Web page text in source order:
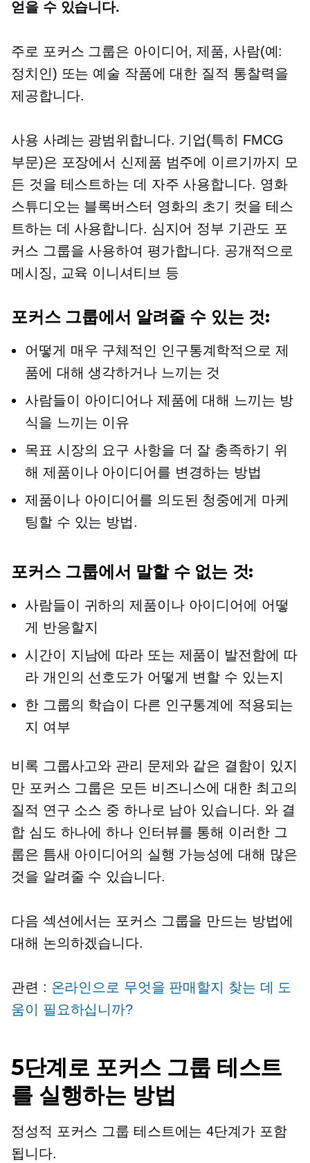
얻을 수 있습니다.
주로 포커스 그룹은 아이디어, 제품, 사람(예:
정치인) 또는 예술 작품에 대한 질적 통찰력을
제공합니다.
사용 사례는 광범위합니다. 기업(특히 FMCG
부문)은 포장에서 신제품 범주에 이르기까지 모
든 것을 테스트하는 데 자주 사용합니다. 영화
스튜디오는 블록버스터 영화의 초기 컷을 테스
트하는 데 사용합니다. 심지어 정부 기관도 포
커스 그룹을 사용하여 평가합니다. 공개적으로
메시징, 교육 이니셔티브 등
포커스 그룹에서 알려줄 수 있는 것:
어떻게 매우 구체적인 인구통계학적으로 제
품에 대해 생각하거나 느끼는 것
사람들이 아이디어나 제품에 대해 느끼는 방
식을 느끼는 이유
목표 시장의 요구 사항을 더 잘 충족하기 위
해 제품이나 아이디어를 변경하는 방법
제품이나 아이디어를 의도된 청중에게 마케
팅할 수 있는 방법.
포커스 그룹에서 말할 수 없는 것:
사람들이 귀하의 제품이나 아이디어에 어떻
게 반응할지
시간이 지남에 따라 또는 제품이 발전함에 따
라 개인의 선호도가 어떻게 변할 수 있는지
한 그룹의 학습이 다른 인구통계에 적용되는
지 여부
비록 그룹사고와 관리 문제와 같은 결함이 있지
만 포커스 그룹은 모든 비즈니스에 대한 최고의
질적 연구 소스 중 하나로 남아 있습니다. 와 결
합 심도 하나에 하나인터뷰를 통해 이러한 그
룹은 틈새 아이디어의 실행 가능성에 대해 많은
것을 알려줄 수 있습니다.
다음 섹션에서는 포커스 그룹을 만드는 방법에
대해 논의하겠습니다.
관련 : 온라인으로 무엇을 판매할지 찾는 데 도
움이 필요하십니까?
5단계로 포커스 그룹 테스트
를 실행하는 방법
정성적 포커스 그룹 테스트에는 4단계가 포함
됩니다.